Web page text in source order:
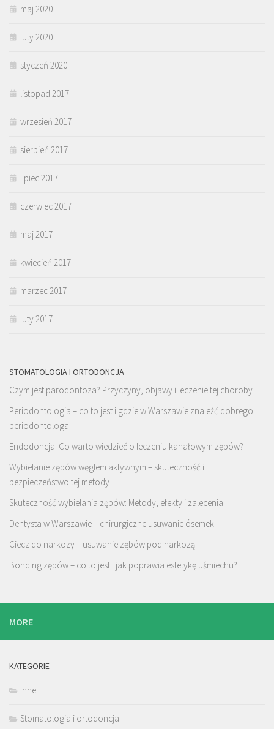
maj 2020
luty 2020
styczeń 2020
listopad 2017
wrzesień 2017
sierpień 2017
lipiec 2017
czerwiec 2017
maj 2017
kwiecień 2017
marzec 2017
luty 2017
STOMATOLOGIA I ORTODONCJA
Czym jest parodontoza? Przyczyny, objawy i leczenie tej choroby
Periodontologia – co to jest i gdzie w Warszawie znaleźć dobrego
periodontologa
Endodoncja: Co warto wiedzieć o leczeniu kanałowym zębów?
Wybielanie zębów węglem aktywnym – skuteczność i
bezpieczeństwo tej metody
Skuteczność wybielania zębów: Metody, efekty i zalecenia
Dentysta w Warszawie – chirurgiczne usuwanie ósemek
Ciecz do narkozy – usuwanie zębów pod narkozą
Bonding zębów – co to jest i jak poprawia estetykę uśmiechu?
MORE
KATEGORIE
Inne
Stomatologia i ortodoncja